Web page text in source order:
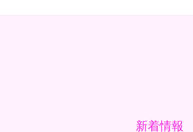
新着情報